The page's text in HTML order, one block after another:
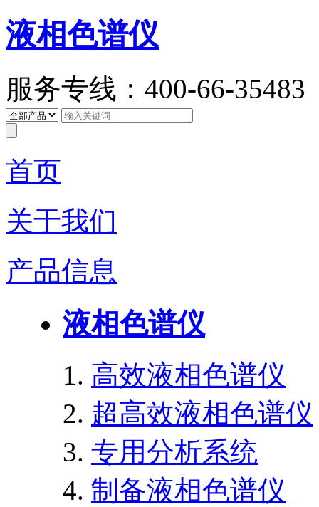
液相色谱仪
服务专线：400-66-35483
首页
关于我们
产品信息
液相色谱仪
高效液相色谱仪
超高效液相色谱仪
专用分析系统
制备液相色谱仪